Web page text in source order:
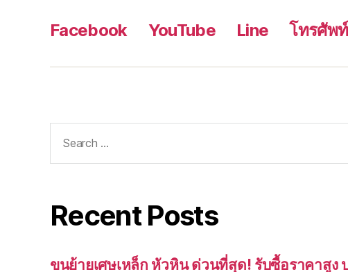
Facebook YouTube Line โทรศัพท์
for:
Recent Posts
ขนย้ายเศษเหล็ก หัวหิน ด่วนที่สุด! รับซื้อราคาสูง